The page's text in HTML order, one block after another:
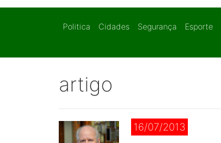
Politica Cidades Segurança Esporte
artigo
16/07/2013